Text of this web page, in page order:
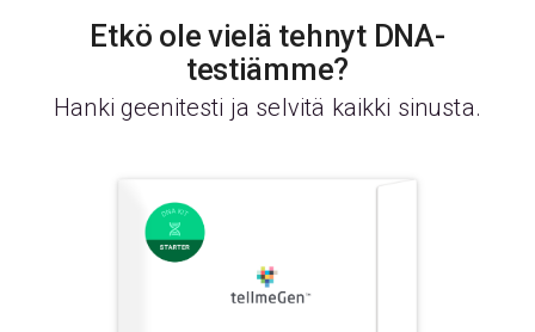
Etkö ole vielä tehnyt DNA-
testiämme?
Hanki geenitesti ja selvitä kaikki sinusta.